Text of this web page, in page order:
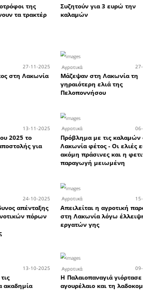
Στη Λακωνία βγάζουν τις
και φυτεύουν
Αγροτικά
Στα 5,50 ευρώ πουλήθηκε